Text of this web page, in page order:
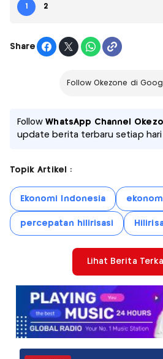
1 2
Share
Follow Okezone di
FollowWhatsApp Channel
update berita terbaru setiap hari
Topik Artikel :
Ekonomi Indonesia
percepatan hilirisasi
Lihat Berita